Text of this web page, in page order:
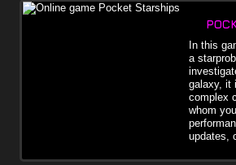
In this
a
galaxy, it
complex
whom
updates,